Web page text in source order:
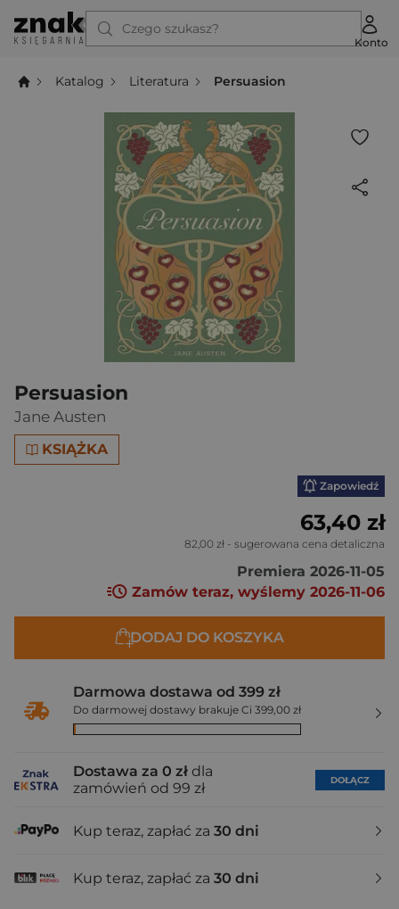
Czego szukasz?
Konto
Katalog Literatura Persuasion
Persuasion
Jane Austen
KSIĄŻKA
Zapowiedź
63,40 zł
82,00 zł - sugerowana cena detaliczna
Premiera 2026-11-05
Zamów teraz, wyślemy 2026-11-06
DODAJ DO KOSZYKA
Darmowa dostawa od 399 zł
Do darmowej dostawy brakuje Ci 399,00 zł
Dostawa za 0 zł dla
zamówień od 99 zł
DOŁĄCZ
Kup teraz, zapłać za 30 dni
Kup teraz, zapłać za 30 dni